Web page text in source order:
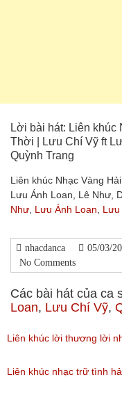
Lời bài hát: Liên khúc
Thời | Lưu Chí Vỹ ft
Quỳnh Trang
Liên khúc Nhạc Vàng
Lưu Ánh Loan, Lê Như,
Như Lưu Ánh Loan Lưu
nhacdanca 05/03/
No Comments
Các bài hát của ca
Loan, Lưu Chí Vỹ,
Liên khúc lời thương lời
nghe: 2,235)
Liên khúc nhạc trữ tình